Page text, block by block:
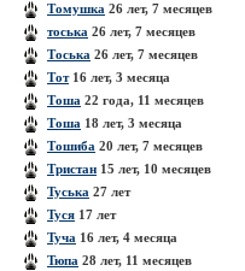
Томушка 26 лет, 7 месяцев
тоська 26 лет, 7 месяцев
Тоська 26 лет, 7 месяцев
Тот16 лет, 3 месяца
Тоша 22 года, 11 месяцев
Тоша 18 лет, 3 месяца
Тошиба 20 лет, 7 месяцев
Тристан 15 лет, 10 месяцев
Туська 27 лет
Туся 17 лет
Туча 16 лет, 4 месяца
Тюпа 28 лет, 11 месяцев